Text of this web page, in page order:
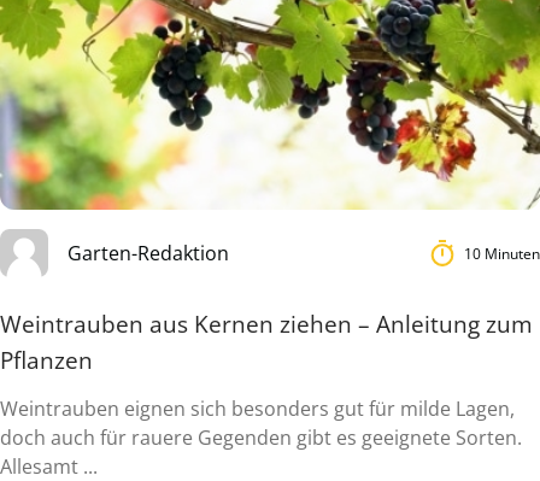
Garten-Redaktion 10 Minuten
Weintrauben aus Kernen ziehen – Anleitung zum
Pflanzen
Weintrauben eignen sich besonders gut für milde Lagen,
doch auch für rauere Gegenden gibt es geeignete Sorten.
Allesamt ...